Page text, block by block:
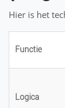
Hier is het
Functie
Logica